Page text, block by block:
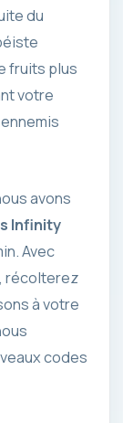
du
fruits plus
votre
avons
Infinity
Avec
récolterez
à votre
codes